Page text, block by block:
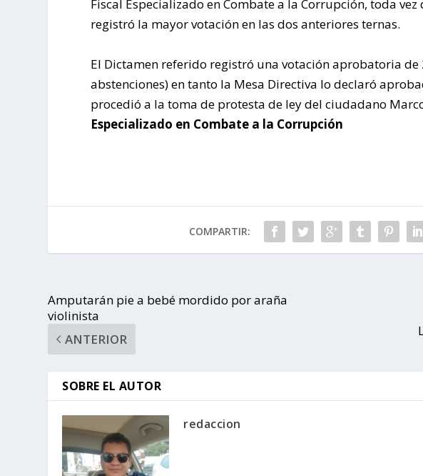
Fiscal Especializado en Combate a la Corrupción, toda
registró la mayor votación en las dos anteriores ternas.
El Dictamen referido registró una votación aprobatoria de
abstenciones) en tanto la Mesa Directiva lo declaró
procedió a la toma de protesta de ley del ciudadano
Especializado en Combate a la Corrupción
COMPARTIR:
Amputarán pie a bebé mordido por araña
violinista
ANTERIOR
SOBRE EL AUTOR
redaccion